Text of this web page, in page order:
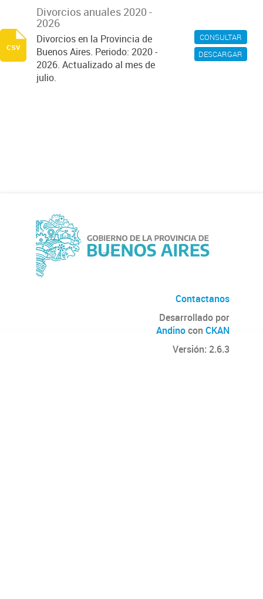
CONSULTAR
DESCARGAR
Divorcios anuales 2020 -
2026
Divorcios en la Provincia de
Buenos Aires. Periodo: 2020 -
2026. Actualizado al mes de
julio.
csv
Contactanos
Desarrollado por
Andinocon CKAN
Versión: 2.6.3